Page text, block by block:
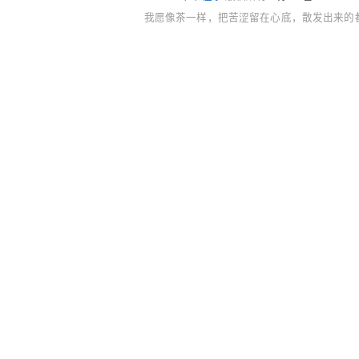
我愿像茶一样，把苦涩留在心底，散发出来的